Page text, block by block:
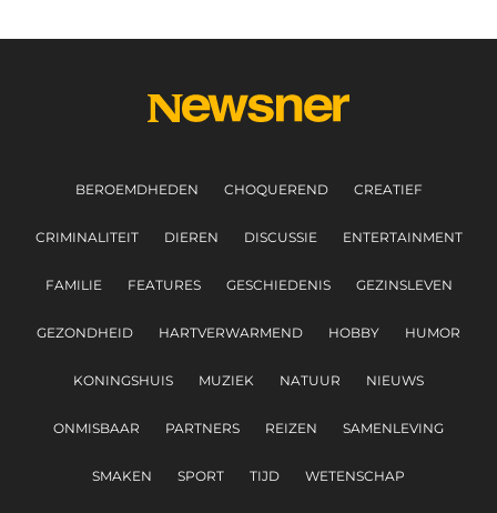
BEROEMDHEDEN CHOQUEREND CREATIEF
CRIMINALITEIT DIEREN DISCUSSIE ENTERTAINMENT
FAMILIE FEATURES GESCHIEDENIS GEZINSLEVEN
GEZONDHEID HARTVERWARMEND HOBBY HUMOR
KONINGSHUIS MUZIEK NATUUR NIEUWS
ONMISBAAR PARTNERS REIZEN SAMENLEVING
SMAKEN SPORT TIJD WETENSCHAP